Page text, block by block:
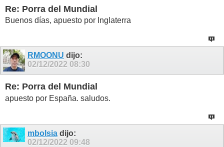
Re: Porra del Mundial
Buenos días, apuesto por Inglaterra
RMOONU dijo:
02/12/2022 08:30
Re: Porra del Mundial
apuesto por España. saludos.
mbolsia dijo:
02/12/2022 09:48